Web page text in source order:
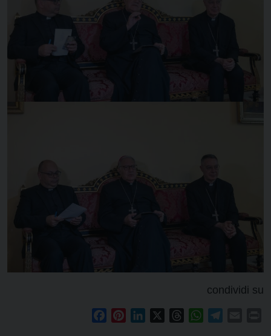
condividi su
FacebookPinterestLinkedIn ThreadsWhatsApp